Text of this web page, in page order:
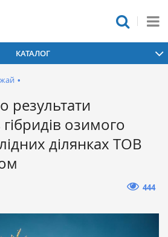
КАТАЛОГ
•
озимого
ділянках ТОВ
444